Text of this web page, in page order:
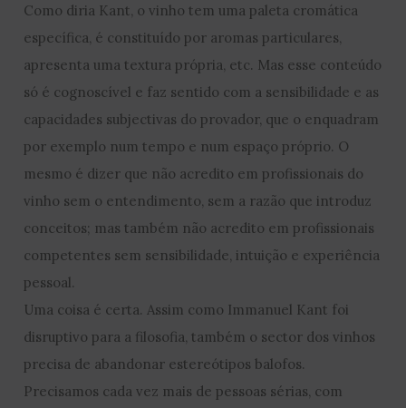
Como diria Kant, o vinho tem uma paleta cromática
específica, é constituído por aromas particulares,
apresenta uma textura própria, etc. Mas esse conteúdo
só é cognoscível e faz sentido com a sensibilidade e as
capacidades subjectivas do provador, que o enquadram
por exemplo num tempo e num espaço próprio. O
mesmo é dizer que não acredito em profissionais do
vinho sem o entendimento, sem a razão que introduz
conceitos; mas também não acredito em profissionais
competentes sem sensibilidade, intuição e experiência
pessoal.
Uma coisa é certa. Assim como Immanuel Kant foi
disruptivo para a filosofia, também o sector dos vinhos
precisa de abandonar estereótipos balofos.
Precisamos cada vez mais de pessoas sérias, com